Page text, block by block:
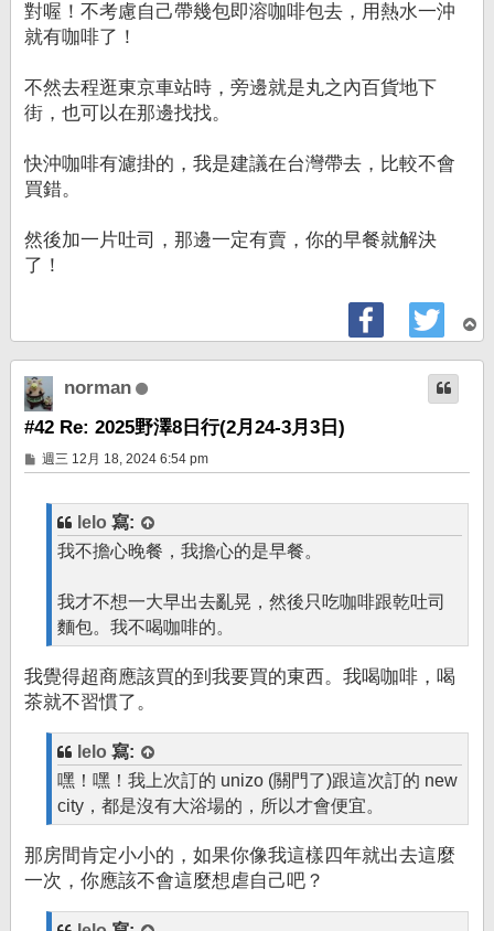
對喔！不考慮自己帶幾包即溶咖啡包去，用熱水一沖
就有咖啡了！
不然去程逛東京車站時，旁邊就是丸之內百貨地下
街，也可以在那邊找找。
快沖咖啡有濾掛的，我是建議在台灣帶去，比較不會
買錯。
然後加一片吐司，那邊一定有賣，你的早餐就解決
了！
頂
端
norman
#42 Re: 2025野澤8日行(2月24-3月3日)
文
章
週三 12月 18, 2024 6:54 pm
lelo 寫:
我不擔心晚餐，我擔心的是早餐。
我才不想一大早出去亂晃，然後只吃咖啡跟乾吐司
麵包。我不喝咖啡的。
我覺得超商應該買的到我要買的東西。我喝咖啡，喝
茶就不習慣了。
lelo 寫:
嘿！嘿！我上次訂的 unizo (關門了)跟這次訂的 new
city，都是沒有大浴場的，所以才會便宜。
那房間肯定小小的，如果你像我這樣四年就出去這麼
一次，你應該不會這麼想虐自己吧？